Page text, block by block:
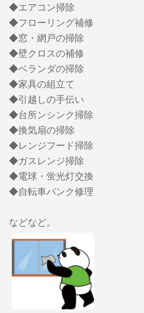
◆エアコン掃除
◆フローリング補修
◆窓・網戸の掃除
◆壁クロスの補修
◆ベランダの掃除
◆家具の組立て
◆引越しの手伝い
◆台所ンシンク掃除
◆換気扇の掃除
◆レンジフード掃除
◆ガスレンジ掃除
◆電球・蛍光灯交換
◆自転車パンク修理
などなど。